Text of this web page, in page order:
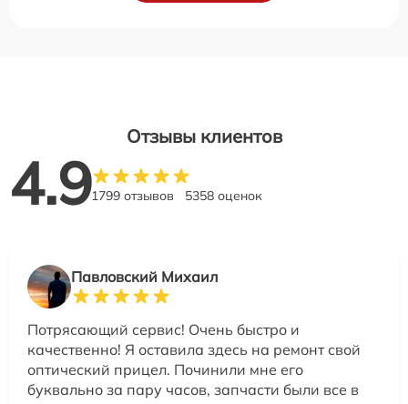
Отзывы клиентов
4.91799 отзывов 5358 оценок
Павловский Михаил
Потрясающий сервис! Очень быстро и
качественно! Я оставила здесь на ремонт свой
оптический прицел. Починили мне его
буквально за пару часов, запчасти были все в